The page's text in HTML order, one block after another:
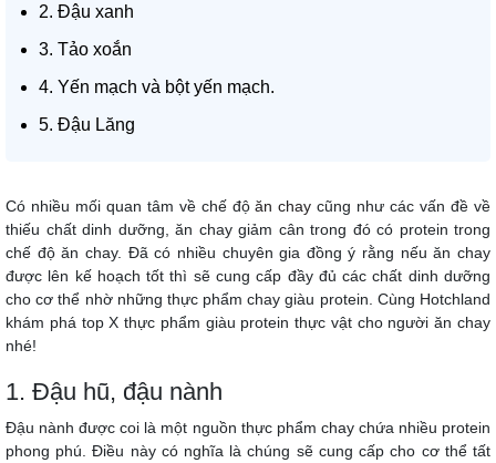
2. Đậu xanh
3. Tảo xoắn
4. Yến mạch và bột yến mạch.
5. Đậu Lăng
Có nhiều mối quan tâm về chế độăn chay cũng như các vấn đề về
thiếu chất dinh dưỡng, ăn chay giảm cân trong đó có protein trong
chế độ ăn chay. Đã có nhiều chuyên gia đồng ý rằng nếu ăn chay
được lên kế hoạch tốt thì sẽ cung cấp đầy đủ các chất dinh dưỡng
cho cơ thể nhờ những thực phẩm chay giàu protein. Cùng Hotchland
khám phá top X thực phẩm giàu protein thực vật cho người ăn chay
nhé!
1. Đậu hũ, đậu nành
Đậu nành được coi là một nguồn thực phẩm chay chứa nhiều protein
phong phú. Điều này có nghĩa là chúng sẽ cung cấp cho cơ thể tất